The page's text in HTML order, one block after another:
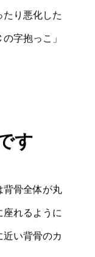
り悪化した
字抱っこ」
す
背骨全体が丸
れるように
い背骨のカ